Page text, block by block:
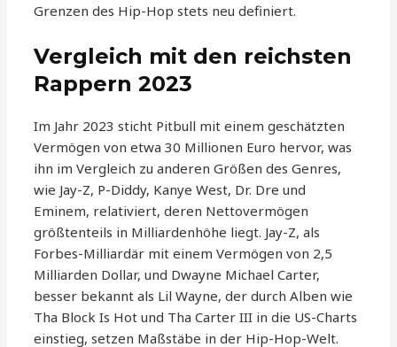
Grenzen des Hip-Hop stets neu definiert.
Vergleich mit den reichsten
Rappern 2023
Im Jahr 2023 sticht Pitbull mit einem geschätzten
Vermögen von etwa 30 Millionen Euro hervor, was
ihn im Vergleich zu anderen Größen des Genres,
wie Jay-Z, P-Diddy, Kanye West, Dr. Dre und
Eminem, relativiert, deren Nettovermögen
größtenteils in Milliardenhöhe liegt. Jay-Z, als
Forbes-Milliardär mit einem Vermögen von 2,5
Milliarden Dollar, und Dwayne Michael Carter,
besser bekannt als Lil Wayne, der durch Alben wie
Tha Block Is Hot und Tha Carter III in die US-Charts
einstieg, setzen Maßstäbe in der Hip-Hop-Welt.